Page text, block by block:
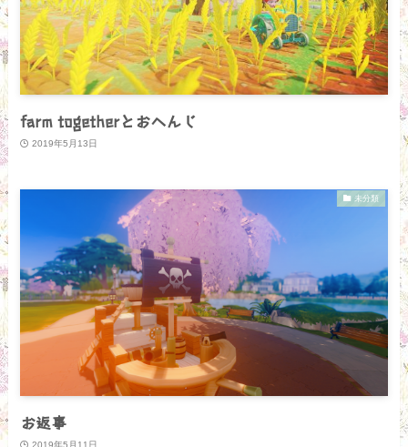
farm togetherとおへんじ
2019年5月13日
未分類
お返事
2019年5月11日